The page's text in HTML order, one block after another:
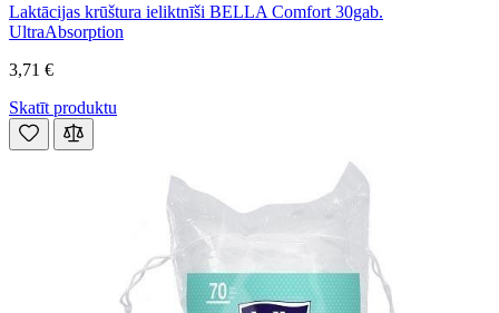
Laktācijas krūštura ieliktnīši BELLA Comfort 30gab.
UltraAbsorption
3,71 €
Skatīt produktu